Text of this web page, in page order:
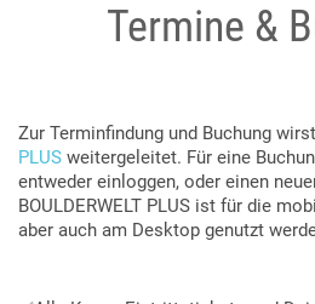
Termine &
Zur Terminfindung und Buchung
PLUS weitergeleitet. Für eine
entweder einloggen, oder einen
BOULDERWELT PLUS ist für die
aber auch am Desktop genutzt